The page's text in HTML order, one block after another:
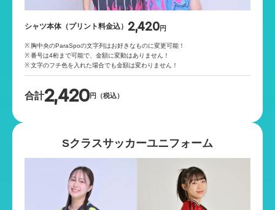
シャツ本体（プリント料金込） 2,420円
胸中央のParaSpoの文字列はお好きなものに変更可能！
番号は4桁まで可能で、金額に変動はありません！
文字のフチ色を入れた場合でも金額は変わりません！
合計2,420円（税込）
Sクラスサッカーユニフォーム